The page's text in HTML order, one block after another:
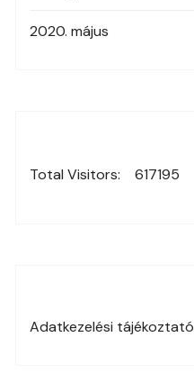
2020. május
Total Visitors: 617195
Adatkezelési tájékoztató